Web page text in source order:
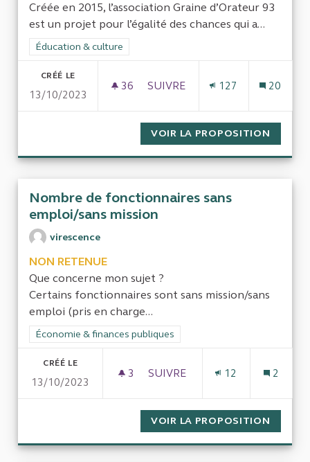
Créée en 2015, l’association Graine d’Orateur 93
est un projet pour l’égalité des chances qui a...
Filtrer les résultats de la catégorie : Éducation & culture
Éducation & culture
CRÉÉ LE
13/10/2023
36 36 ABONNÉS
SUIVRE
127 20
VOIR LA PROPOSITION
Nombre de fonctionnaires sans
emploi/sans mission
virescence
NON RETENUE
Que concerne mon sujet ?
Certains fonctionnaires sont sans mission/sans
emploi (pris en charge...
Filtrer les résultats de la catégorie : Économie & finances
Économie & finances publiques
CRÉÉ LE
13/10/2023
3 3 ABONNÉS
SUIVRE
12 2
VOIR LA PROPOSITION